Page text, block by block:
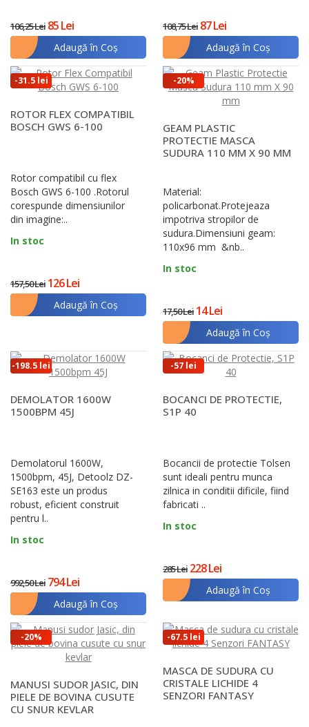
106,25 Lei 85 Lei
Adaugă în Coş
108,75 Lei 87 Lei
Adaugă în Coş
-31.5 lei
ROTOR FLEX COMPATIBIL
BOSCH GWS 6-100
Rotor compatibil cu flex
Bosch GWS 6-100 .Rotorul
corespunde dimensiunilor
din imagine:..
In stoc
157,50 Lei 126 Lei
Adaugă în Coş
-20%
GEAM PLASTIC
PROTECTIE MASCA
SUDURA 110 MM X 90 MM
Material:
policarbonat.Protejeaza
impotriva stropilor de
sudura.Dimensiuni geam:
110x96 mm &nb..
In stoc
17,50 Lei 14 Lei
Adaugă în Coş
-198.5 lei
DEMOLATOR 1600W
1500BPM 45J
Demolatorul 1600W,
1500bpm, 45J, Detoolz DZ-
SE163 este un produs
robust, eficient construit
pentru l..
In stoc
992,50 Lei 794 Lei
Adaugă în Coş
-57 lei
BOCANCI DE PROTECTIE,
S1P 40
Bocancii de protectie Tolsen
sunt ideali pentru munca
zilnica in conditii dificile, fiind
fabricati ..
In stoc
285 Lei 228 Lei
Adaugă în Coş
-20%
MANUSI SUDOR JASIC, DIN
PIELE DE BOVINA CUSUTE
CU SNUR KEVLAR
-67.5 lei
MASCA DE SUDURA CU
CRISTALE LICHIDE 4
SENZORI FANTASY